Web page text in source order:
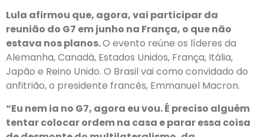
Lula afirmou que, agora, vai participar da
reunião do G7 em junho na França, o que não
estava nos planos.O evento reúne os líderes da
Alemanha, Canadá, Estados Unidos, França, Itália,
Japão e Reino Unido. O Brasil vai como convidado do
anfitrião, o presidente francês, Emmanuel Macron.
“Eu nem ia no G7, agora eu vou. É preciso alguém
tentar colocar ordem na casa e parar essa coisa